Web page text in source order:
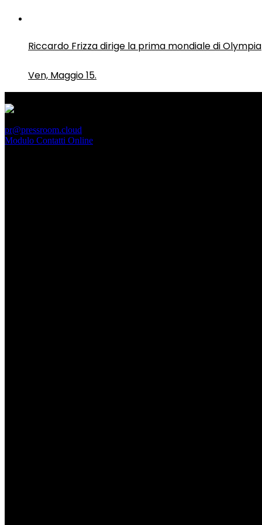
Riccardo Frizza dirige la prima mondiale di Olympia
Ven, Maggio 15.
pr@pressroom.cloud
Modulo Contatti Online